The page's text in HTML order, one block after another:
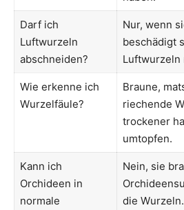
Darf ich
Luftwurzeln
abschneiden?
Nur, wenn
beschädigt
Luftwurzeln
Wie erkenne ich
Wurzelfäule?
Braune,
riechende
trockener
umtopfen.
Kann ich
Orchideen in
normale
Nein, sie
die Wurzeln.